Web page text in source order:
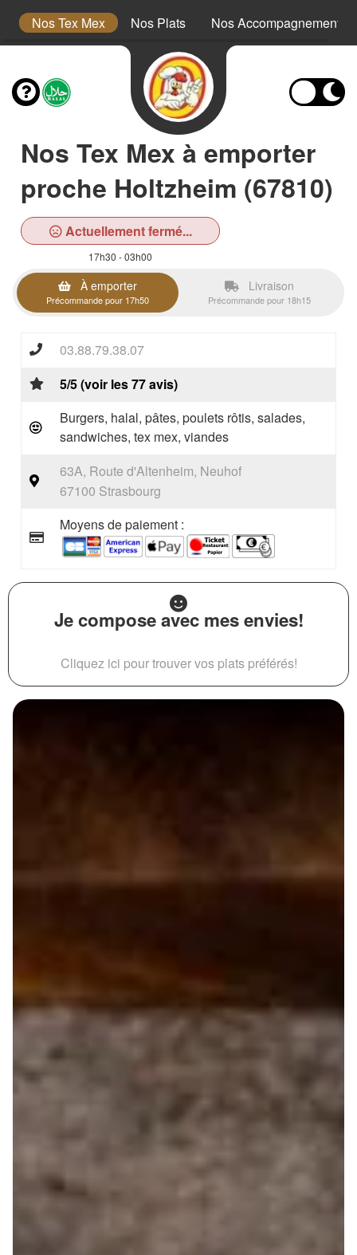
Nos Tex Mex Nos Plats Nos Accompagnements
Nos Tex Mex à emporter
proche Holtzheim (67810)
Actuellement fermé...
17h30 - 03h00
À emporter
Précommande pour 17h50
Livraison
Précommande pour 18h15
03.88.79.38.07
5/5 (voir les 77 avis)
Burgers, halal, pâtes, poulets rôtis, salades,
sandwiches, tex mex, viandes
63A, Route d'Altenheim, Neuhof
67100 Strasbourg
Moyens de paiement :
Je compose avec mes envies!
Cliquez ici pour trouver vos plats préférés!